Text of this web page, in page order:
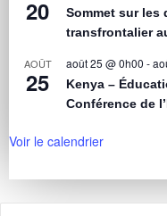
20
Sommet sur les
transfrontalier
AOÛT
25
août 25 @ 0h00 -
Kenya –
Conférence de
Voir le calendrier